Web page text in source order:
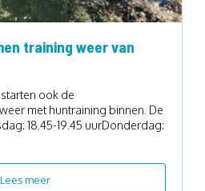
training weer van
ook de
met huntraining binnen. De
18.45-19.45 uurDonderdag:
Lees meer